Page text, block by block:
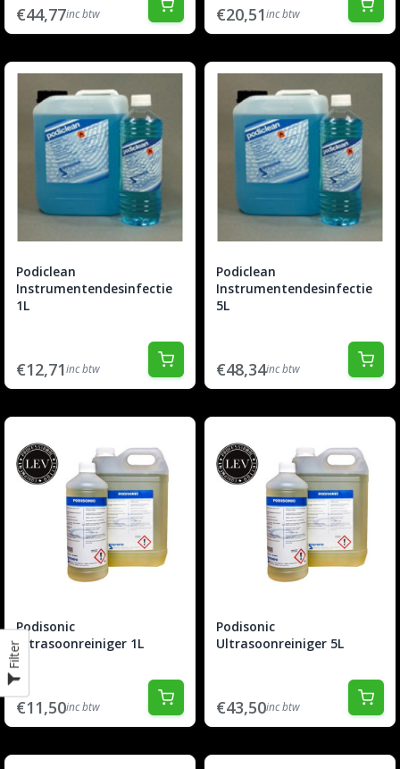
Filter
€44,77inc btw €20,51inc btw
Podiclean
Instrumentendesinfectie
1L
€12,71inc btw
Podiclean
Instrumentendesinfectie
5L
€48,34inc btw
Podisonic
Ultrasoonreiniger 1L
€11,50inc btw
Podisonic
Ultrasoonreiniger 5L
€43,50inc btw